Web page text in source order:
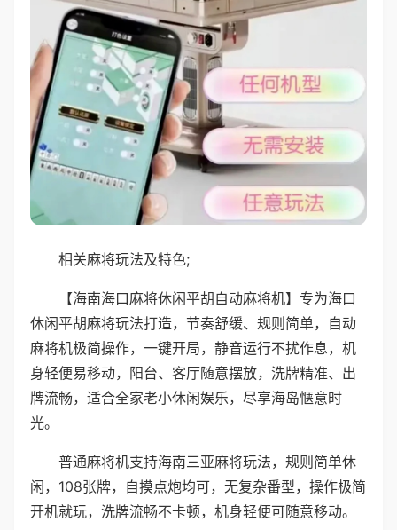
相关麻将玩法及特色;
【海南海口麻将休闲平胡自动麻将机】专为海口
休闲平胡麻将玩法打造，节奏舒缓、规则简单，自动
麻将机极简操作，一键开局，静音运行不扰作息，机
身轻便易移动，阳台、客厅随意摆放，洗牌精准、出
牌流畅，适合全家老小休闲娱乐，尽享海岛惬意时
光。
普通麻将机支持海南三亚麻将玩法，规则简单休
闲，108张牌，自摸点炮均可，无复杂番型，操作极简
开机就玩，洗牌流畅不卡顿，机身轻便可随意移动。